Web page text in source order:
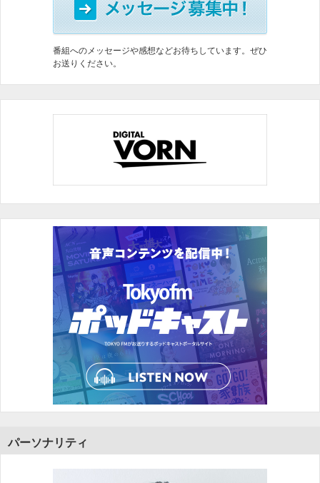
番組へのメッセージや感想などお待ちしています。ぜひ
お送りください。
パーソナリティ